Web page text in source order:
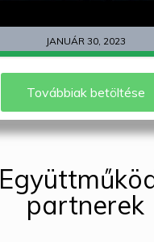
JANUÁR 30, 2023
Továbbiak betöltése
partnerek